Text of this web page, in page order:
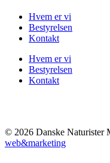
Hvem er vi
Bestyrelsen
Kontakt
Hvem er vi
Bestyrelsen
Kontakt
© 2026 Danske Naturister
web&marketing